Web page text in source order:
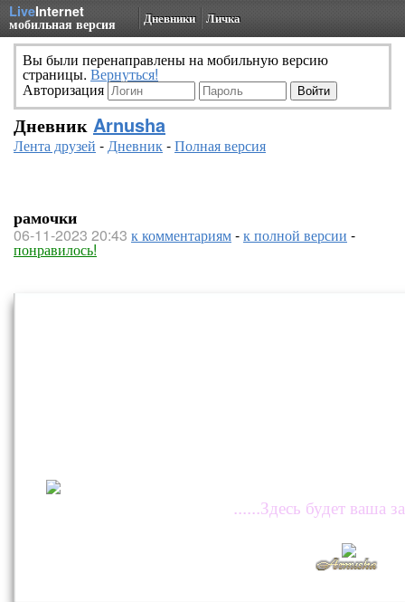
LiveInternet
мобильная версия Дневники Личка
Вы были перенаправлены на мобильную версию
страницы. Вернуться!
Авторизация
Дневник Arnusha
Лента друзей -Дневник-Полная версия
рамочки
06-11-2023 20:43 к комментариям-к полной версии -
понравилось!
......Здесь будет ваша